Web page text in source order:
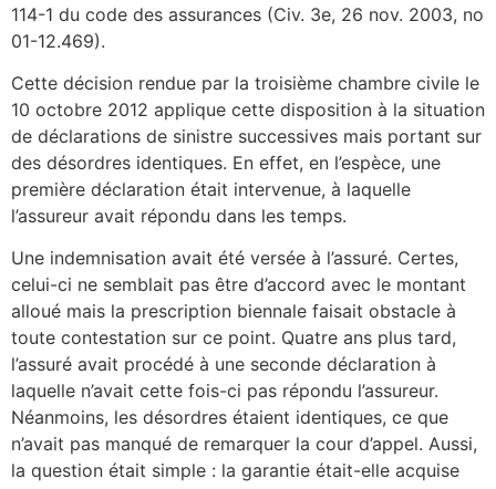
114-1 du code des assurances (Civ. 3e, 26 nov. 2003, no
01-12.469).
Cette décision rendue par la troisième chambre civile le
10 octobre 2012 applique cette disposition à la situation
de déclarations de sinistre successives mais portant sur
des désordres identiques. En effet, en l’espèce, une
première déclaration était intervenue, à laquelle
l’assureur avait répondu dans les temps.
Une indemnisation avait été versée à l’assuré. Certes,
celui-ci ne semblait pas être d’accord avec le montant
alloué mais la prescription biennale faisait obstacle à
toute contestation sur ce point. Quatre ans plus tard,
l’assuré avait procédé à une seconde déclaration à
laquelle n’avait cette fois-ci pas répondu l’assureur.
Néanmoins, les désordres étaient identiques, ce que
n’avait pas manqué de remarquer la cour d’appel. Aussi,
la question était simple : la garantie était-elle acquise